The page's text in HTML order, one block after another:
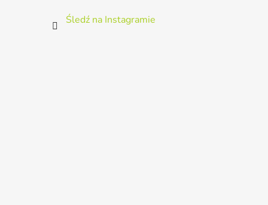
Śledź na Instagramie